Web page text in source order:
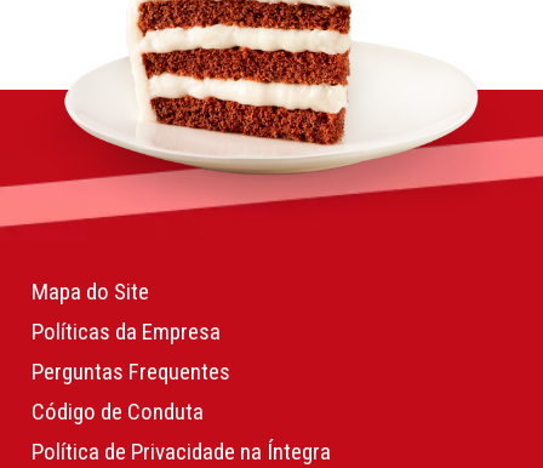
Mapa do Site
Políticas da Empresa
Perguntas Frequentes
Código de Conduta
Política de Privacidade na Íntegra